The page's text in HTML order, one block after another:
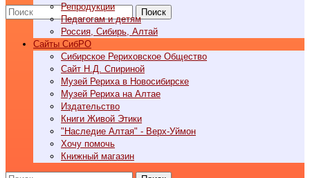
Поиск
Репродукции
Педагогам и детям
Россия, Сибирь, Алтай
Cайты СибРО
Сибирское Рериховское Общество
Сайт Н.Д. Спириной
Музей Рериха в Новосибирске
Музей Рериха на Алтае
Издательство
Книги Живой Этики
"Наследие Алтая" - Верх-Уймон
Хочу помочь
Книжный магазин